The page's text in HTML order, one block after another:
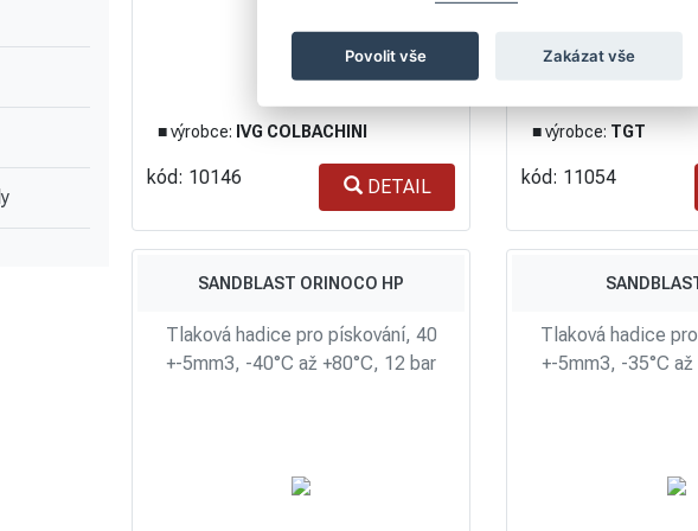
■ výrobce: IVG COLBACHINI
kód: 10146 DETAIL
■ výrobce: TGT
kód: 11054
SANDBLAST ORINOCO HP
Tlaková hadice pro pískování, 40
+-5mm3, -40°C až +80°C, 12 bar
Tlaková hadice
+-5mm3, -35°C až
Povolit vše Zakázat vše